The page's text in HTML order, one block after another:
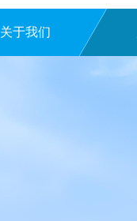
关于我们